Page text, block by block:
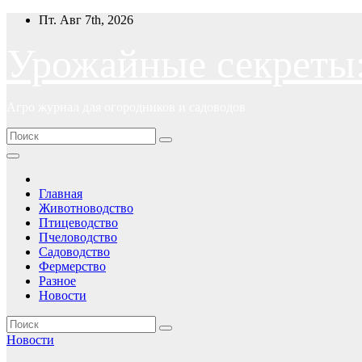
ПерейтиПт. Авг 7th, 2026
Главная
Животноводство
Птицеводство
Пчеловодство
Садоводство
Фермерство
Разное
Новости
Новости